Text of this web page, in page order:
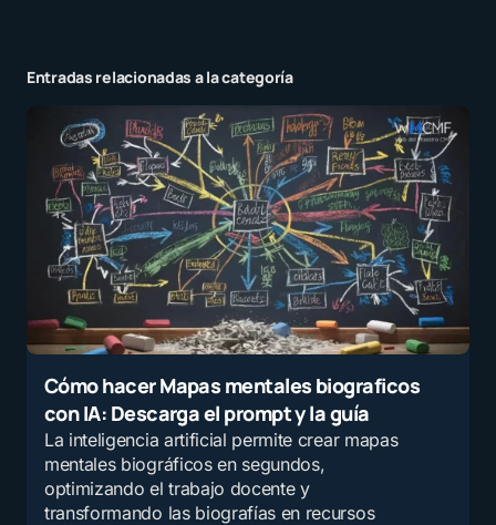
Entradas relacionadas a la categoría
Cómo hacer Mapas mentales biograficos
con IA: Descarga el prompt y la guía
La inteligencia artificial permite crear mapas
mentales biográficos en segundos,
optimizando el trabajo docente y
transformando las biografías en recursos